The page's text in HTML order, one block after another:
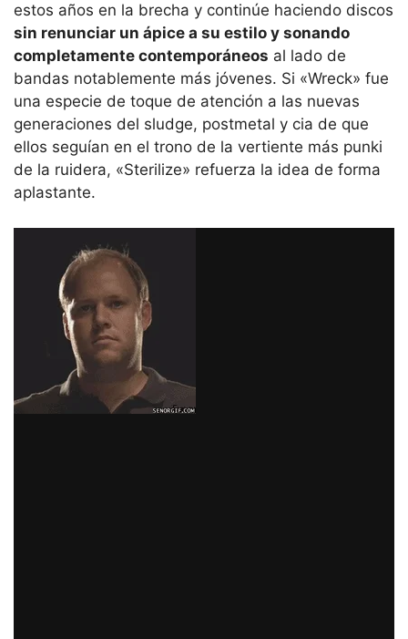
estos años en la brecha y continúe haciendo discos
sin renunciar un ápice a su estilo y sonando
completamente contemporáneos al lado de
bandas notablemente más jóvenes. Si «Wreck» fue
una especie de toque de atención a las nuevas
generaciones del sludge, postmetal y cia de que
ellos seguían en el trono de la vertiente más punki
de la ruidera, «Sterilize» refuerza la idea de forma
aplastante.